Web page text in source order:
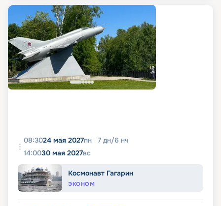
08:3024 мая 2027пн 7 дн/6 нч
14:0030 мая 2027вс
Космонавт Гагарин
ЭКОНОМ